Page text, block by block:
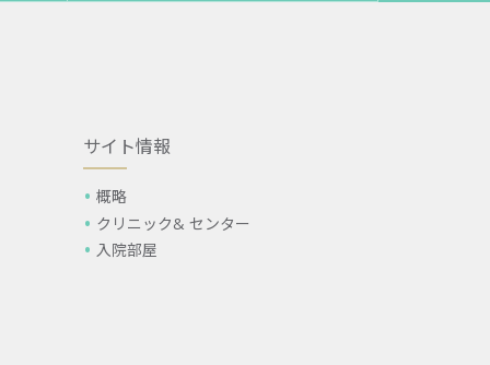
サイト情報
概略
クリニック& センター
入院部屋